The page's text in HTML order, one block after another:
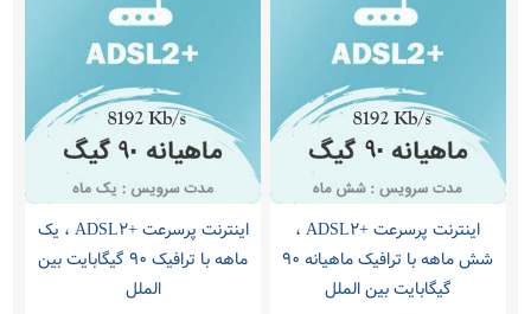
اینترنت پرسرعت +ADSL2 ،
شش ماهه با ترافیک ماهیانه 90
گیگابایت بین الملل
اینترنت پرسرعت +ADSL2 ، یک
ماهه با ترافیک 90 گیگابایت بین
الملل